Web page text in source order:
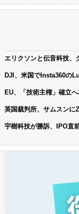
エリクソンと伝音科技、
DJI、米国でInsta360の
EU、「技術主権」確立
英国裁判所、サムスンに
宇樹科技が勝訴、IPO直